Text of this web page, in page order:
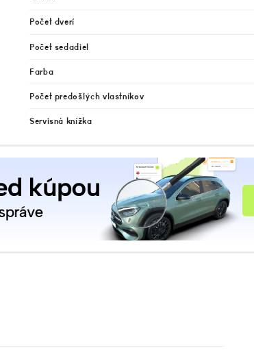
Počet dverí
Počet sedadiel
Farba
Počet predošlých vlastníkov
Servisná knížka